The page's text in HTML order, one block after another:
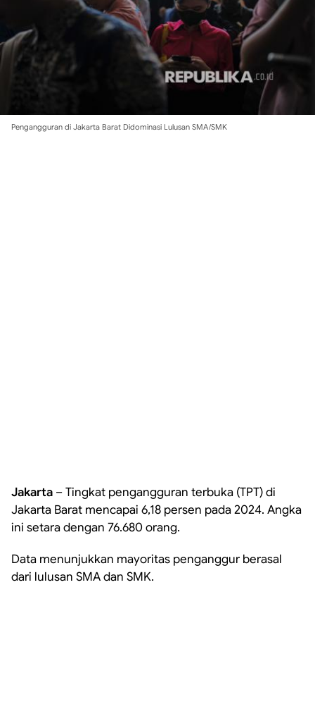
Pengangguran di Jakarta Barat Didominasi Lulusan SMA/SMK
Jakarta – Tingkat pengangguran terbuka (TPT) di
Jakarta Barat mencapai 6,18 persen pada 2024. Angka
ini setara dengan 76.680 orang.
Data menunjukkan mayoritas penganggur berasal
dari lulusan SMA dan SMK.